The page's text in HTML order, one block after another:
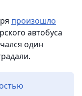
произошло
автобуса
один